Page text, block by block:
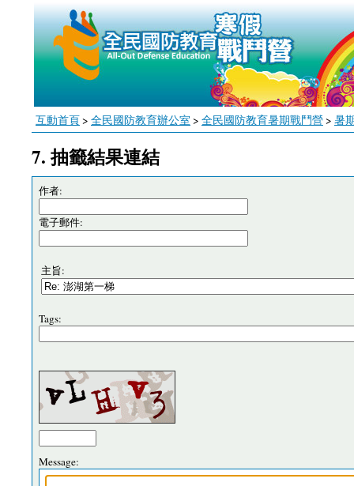
互動首頁> 全民國防教育辦公室 > 全民國防教育暑期戰鬥營> 暑
7. 抽籤結果連結
作者:
電子郵件:
主旨:
Tags:
Message: